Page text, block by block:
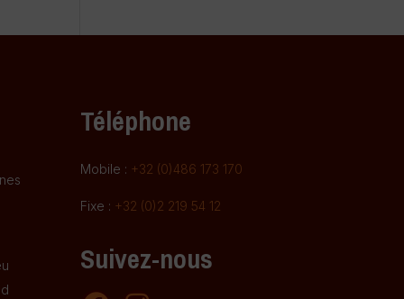
Téléphone
Mobile : +32 (0)486 173 170
Fixe : +32 (0)2 219 54 12
Suivez-nous